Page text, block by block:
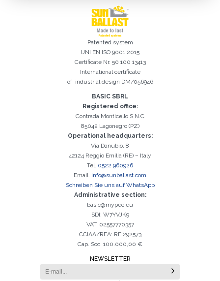
Das Nachname-Feld ist erforderlich
Das Vorname-Feld ist erforderlich
Das Agentur-Feld ist erforderlich
Das Stadt-Feld ist erforderlich
Das Telefon-Feld ist erforderlich
Das E-Mail-Addresse-Feld ist erforderlich
Ungültige E-Mail-Adresse eingegeben
Es ist wichtig, die Datenschutzbestimmungen zu akzeptieren
Registrierung erfolgreich. Aktivieren Sie Ihr E-Mail-
Der folgende Fehler ist leider aufgetreten:
Patented system
UNI EN ISO 9001 2015
Certificate Nr. 50 100 13413
International certificate
of industrial design DM/056946
BASIC SBRL
Registered office:
Contrada Monticello S.N.C
85042 Lagonegro (PZ)
Operational headquarters:
Via Danubio, 8
42124 Reggio Emilia (RE) – Italy
Tel. 0522 960926
Email. info@sunballast.com
Schreiben Sie uns auf WhatsApp
Administrative section:
basic@mypec.eu
SDI: W7YVJK9
VAT: 02557770357
CCIAA/REA: RE 292573
Cap. Soc. 100.000,00 €
NEWSLETTER